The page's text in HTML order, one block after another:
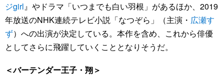
ジgirl』やドラマ「いつまでも白い羽根」があるほか、2019
年放送のNHK連続テレビ小説「なつぞら」（主演・ 広瀬す
ず）への出演が決定している。本作を含め、これから俳優
としてさらに飛躍していくこととなりそうだ。
＜バーテンダー王子・翔＞